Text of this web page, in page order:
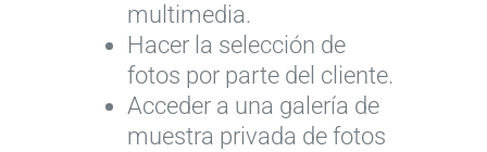
multimedia.
Hacer la selección de
fotos por parte del cliente.
Acceder a una galería de
muestra privada de fotos